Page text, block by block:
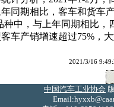
同期相比，客车和货车
中，与上年同期相比，
车产销增速超过75%，
2021/3/16
中国汽车工业协会